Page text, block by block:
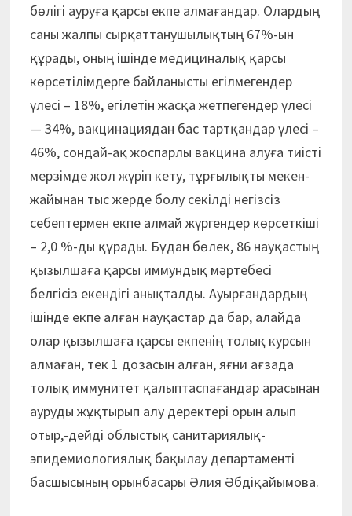
бөлігі ауруға қарсы екпе алмағандар. Олардың
саны жалпы сырқаттанушылықтың 67%-ын
құра­ды, оның ішінде медициналық қарсы
көрсетілімдерге байланысты егіл­мегендер
үлесі – 18%, егілетін жасқа жетпегендер үлесі
— 34%, вакцинациядан бас тарт­қандар үлесі –
46%, сондай-ақ жоспарлы вакцина алуға тиісті
мерзімде жол жүріп кету, тұрғылықты мекен-
жайынан тыс жерде болу секілді негізсіз
себептермен екпе алмай жүргендер көрсеткіші
– 2,0 %-ды құрады. Бұдан бөлек, 86 науқастың
қызылшаға қарсы иммундық мәртебесі
белгісіз екендігі анықталды. Ауырғандардың
ішінде екпе алған науқастар да бар, алайда
олар қызылшаға қарсы екпенің толық курсын
алмаған, тек 1 дозасын алған, яғни ағзада
толық иммунитет қалыптаспағандар арасынан
ауруды жұқтырып алу деректері орын алып
отыр,-дейді облыстық санитариялық-
эпидемиологиялық бақылау департаменті
басшысының орынбасары Әлия Әбдіқайымова.